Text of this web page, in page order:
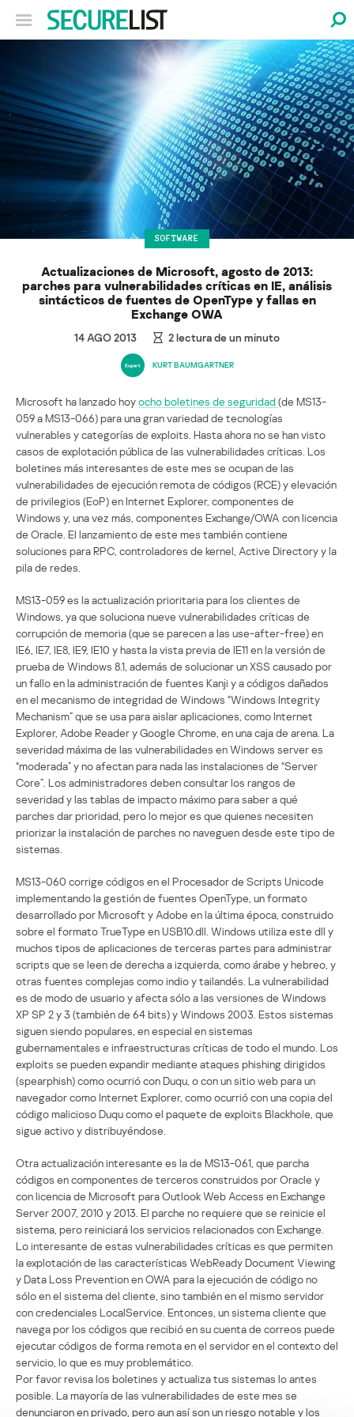
SOFTWARE
Actualizaciones de Microsoft, agosto de 2013:
parches para vulnerabilidades críticas en IE, análisis
sintácticos de fuentes de OpenType y fallas en
Exchange OWA
14 AGO 2013 2lectura de un minuto
KURT BAUMGARTNER
Microsoft ha lanzado hoyocho boletines de seguridad(de MS13-
059 a MS13-066) para una gran variedad de tecnologías
vulnerables y categorías de exploits. Hasta ahora no se han visto
casos de explotación pública de las vulnerabilidades críticas. Los
boletines más interesantes de este mes se ocupan de las
vulnerabilidades de ejecución remota de códigos (RCE) y elevación
de privilegios (EoP) en Internet Explorer, componentes de
Windows y, una vez más, componentes Exchange/OWA con licencia
de Oracle. El lanzamiento de este mes también contiene
soluciones para RPC, controladores de kernel, Active Directory y la
pila de redes.
MS13-059 es la actualización prioritaria para los clientes de
Windows, ya que soluciona nueve vulnerabilidades críticas de
corrupción de memoria (que se parecen a las use-after-free) en
IE6, IE7, IE8, IE9, IE10 y hasta la vista previa de IE11 en la versión de
prueba de Windows 8.1, además de solucionar un XSS causado por
un fallo en la administración de fuentes Kanji y a códigos dañados
en el mecanismo de integridad de Windows “Windows Integrity
Mechanism” que se usa para aislar aplicaciones, como Internet
Explorer, Adobe Reader y Google Chrome, en una caja de arena. La
severidad máxima de las vulnerabilidades en Windows server es
“moderada” y no afectan para nada las instalaciones de “Server
Core”. Los administradores deben consultar los rangos de
severidad y las tablas de impacto máximo para saber a qué
parches dar prioridad, pero lo mejor es que quienes necesiten
priorizar la instalación de parches no naveguen desde este tipo de
sistemas.
MS13-060 corrige códigos en el Procesador de Scripts Unicode
implementando la gestión de fuentes OpenType, un formato
desarrollado por Microsoft y Adobe en la última época, construido
sobre el formato TrueType en USB10.dll. Windows utiliza este dll y
muchos tipos de aplicaciones de terceras partes para administrar
scripts que se leen de derecha a izquierda, como árabe y hebreo, y
otras fuentes complejas como indio y tailandés. La vulnerabilidad
es de modo de usuario y afecta sólo a las versiones de Windows
XP SP 2 y 3 (también de 64 bits) y Windows 2003. Estos sistemas
siguen siendo populares, en especial en sistemas
gubernamentales e infraestructuras críticas de todo el mundo. Los
exploits se pueden expandir mediante ataques phishing dirigidos
(spearphish) como ocurrió con Duqu, o con un sitio web para un
navegador como Internet Explorer, como ocurrió con una copia del
código malicioso Duqu como el paquete de exploits Blackhole, que
sigue activo y distribuyéndose.
Otra actualización interesante es la de MS13-061, que parcha
códigos en componentes de terceros construidos por Oracle y
con licencia de Microsoft para Outlook Web Access en Exchange
Server 2007, 2010 y 2013. El parche no requiere que se reinicie el
sistema, pero reiniciará los servicios relacionados con Exchange.
Lo interesante de estas vulnerabilidades críticas es que permiten
la explotación de las características WebReady Document Viewing
y Data Loss Prevention en OWA para la ejecución de código no
sólo en el sistema del cliente, sino también en el mismo servidor
con credenciales LocalService. Entonces, un sistema cliente que
navega por los códigos que recibió en su cuenta de correos puede
ejecutar códigos de forma remota en el servidor en el contexto del
servicio, lo que es muy problemático.
Por favor revisa los boletines y actualiza tus sistemas lo antes
posible. La mayoría de las vulnerabilidades de este mes se
denunciaron en privado, pero aun así son un riesgo notable y los